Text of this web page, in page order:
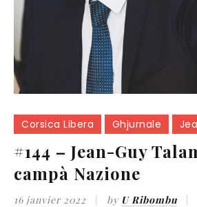
Corsica Libera Ghjurnale
#144 – Jean-Guy
campà Nazione
16 janvier 2022 by U Ribombu